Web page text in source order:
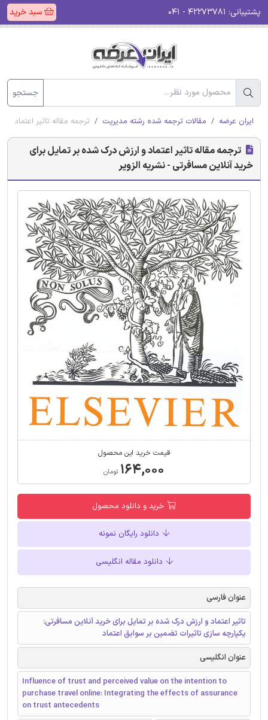
پشتیبانی: سبد خرید
جستجو
ایران عرضه مقالات ترجمه شده رشته مدیریت ترجمه مقاله تاثیر اعتماد
ترجمه مقاله تاثیر اعتماد و ارزش درک شده بر تمایل برای
خرید آنلاین مسافرتی - نشریه الزویر
قیمت خرید این محصول
۱۶۴,۰۰۰ تومان
خرید و دانلود محصول
دانلود رایگان نمونه
دانلود مقاله انگلیسی
عنوان فارسی
تاثیر اعتماد و ارزش درک شده بر تمایل برای خرید آنلاین مسافرتی:
یکپارچه سازی تاثیرات تضمین بر سوابق اعتماد
عنوان انگلیسی
Influence of trust and perceived value on the intention to
purchase travel online: Integrating the effects of assurance
on trust antecedents